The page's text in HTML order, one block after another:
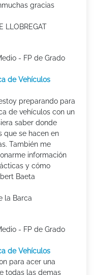
gracias
LLOBREGAT
- FP de Grado
de Vehículos
preparando para
de vehículos con un
saber donde
que se hacen en
También me
información
y cómo
Baeta
la Barca
- FP de Grado
de Vehículos
para acer una
todas las demas